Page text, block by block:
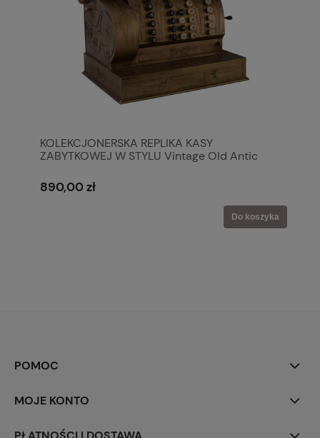
KOLEKCJONERSKA REPLIKA KASY
ZABYTKOWEJ W STYLU Vintage Old Antic
890,00 zł
Do koszyka
POMOC
MOJE KONTO